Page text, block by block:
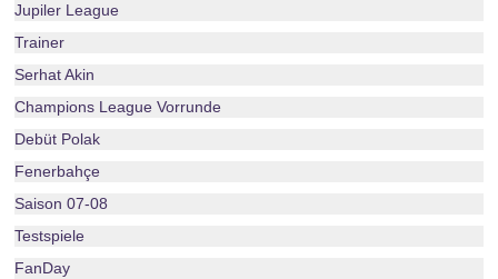
Jupiler League
Trainer
Serhat Akin
Champions League Vorrunde
Debüt Polak
Fenerbahçe
Saison 07-08
Testspiele
FanDay